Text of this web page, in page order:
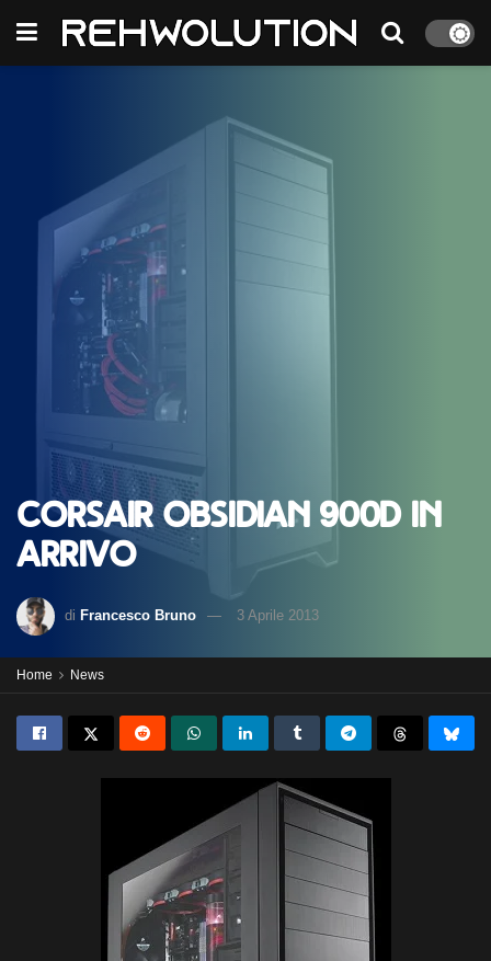
Corsair Obsidian 900D in
arrivo
di Francesco Bruno 3 Aprile 2013
Home News